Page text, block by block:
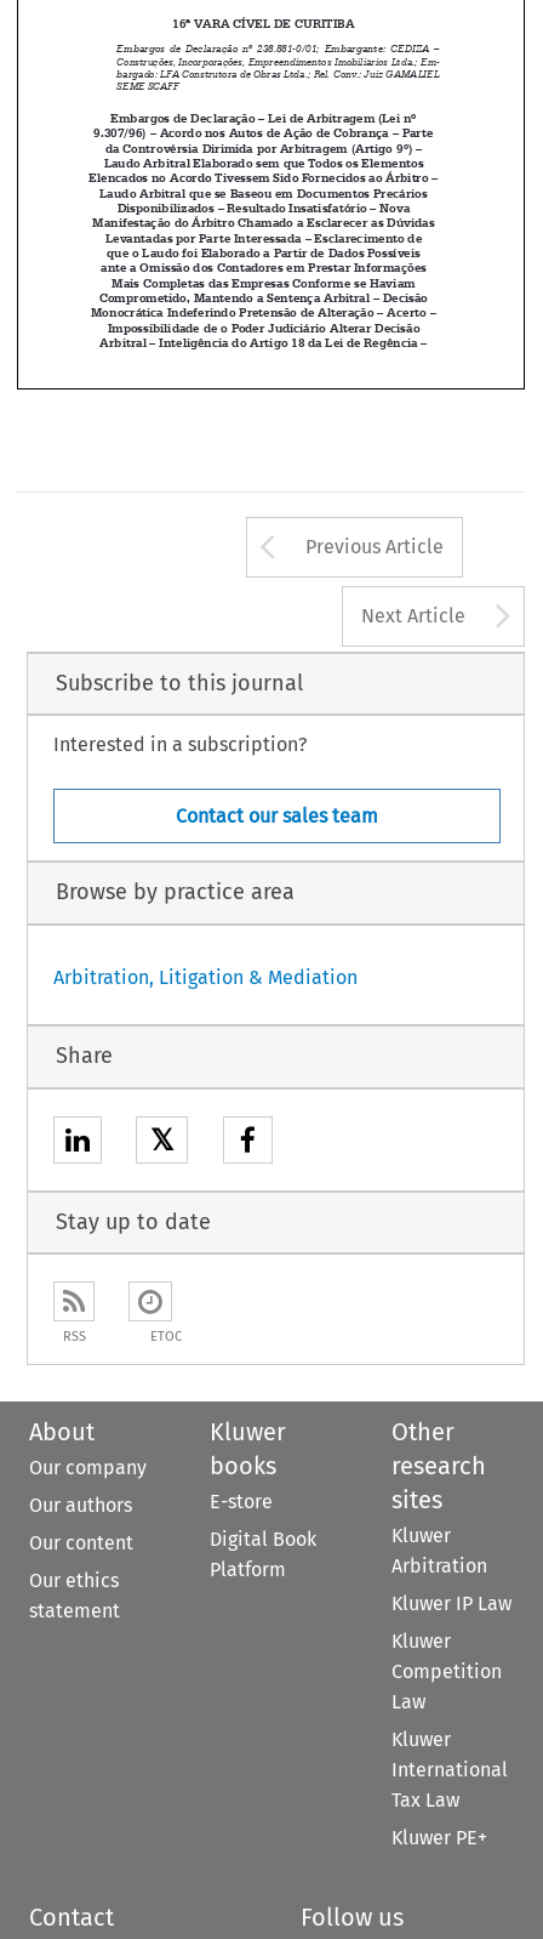





















16ª VARA CÍVEL DE CURITIBA
Embargos de Declaração nº 238.881-0/01; Embargante: CEDIZA –
Construções, Incorporações, Empreendimentos Imobiliários Ltda.; Em
bargado: LFA Construtora de Obras Ltda.; Rel. Conv.: Juiz GAMALIEL
SEME SCAFF
Embargos de Declaração – Lei de Arbitragem (Lei nº
9.307/96) – Acordo nos Autos de Ação de Cobrança – Parte
da Controvérsia Dirimida por Arbitragem (Artigo 9º) –
Laudo Arbitral Elaborado sem que Todos os Elementos
Elencados no Acordo Tivessem Sido Fornecidos ao Árbitro –
Laudo Arbitral que se Baseou em Documentos Precários
Disponibilizados – Resultado Insatisfatório – Nova
Manifestação do Árbitro Chamado a Esclarecer as Dúvidas
Levantadas por Parte Interessada – Esclarecimento de
que o Laudo foi Elaborado a Partir de Dados Possíveis
ante a Omissão dos Contadores em Prestar Informações
Mais Completas das Empresas Conforme se Haviam
Comprometido, Mantendo a Sentença Arbitral – Decisão
Arbitral – Inteligência do Artigo 18 da Lei de Regência –
Arrow button
Previous Article
Next Article
Subscribe to this journal
Interested in a subscription?
Contact our sales team
Browse by practice area
Arbitration, Litigation & Mediation
Share
𝕏
Stay up to date
RSS ETOC
About
Our company
Our authors
Our content
Our ethics
statement
Kluwer
books
E-store
Digital Book
Platform
Other
research
sites
Kluwer
Arbitration
Kluwer IP Law
Kluwer
Competition
Law
Kluwer
International
Tax Law
Kluwer PE+
Contact Follow us